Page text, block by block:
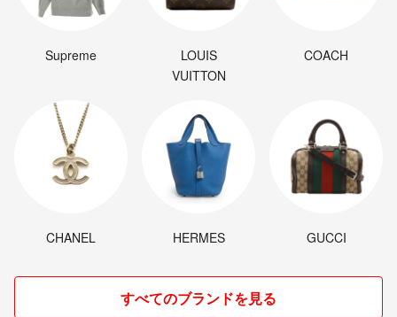
Supreme
LOUIS
VUITTON
COACH
CHANEL HERMES GUCCI
すべてのブランドを見る